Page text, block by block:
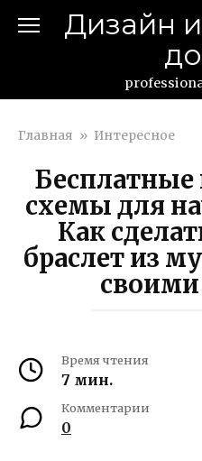
Дизайн
Главная » Интересное
схемы для
Как
браслет из
Время чтения
7 мин.
Комментарии
0